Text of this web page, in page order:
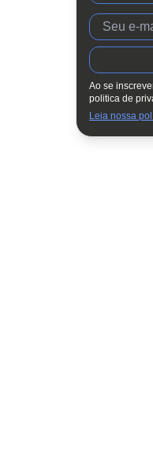
Avaliação
Ao se
politica de
Leia nossa